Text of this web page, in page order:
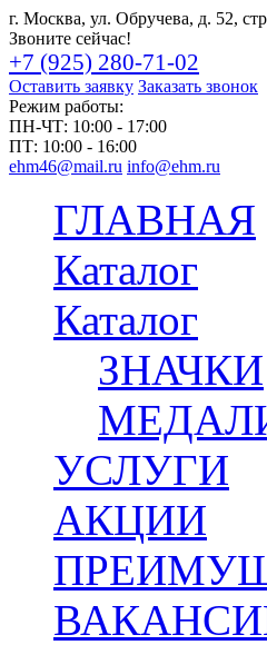
г. Москва, ул. Обручева, д. 52,
Звоните сейчас!
+7 (925) 280-71-02
Оставить заявку Заказать звонок
Режим работы:
ПН-ЧТ: 10:00 - 17:00
ПТ: 10:00 - 16:00
ehm46@mail.ru info@ehm.ru
ГЛАВНАЯ
Каталог
Каталог
ЗНАЧКИ
УСЛУГИ
АКЦИИ